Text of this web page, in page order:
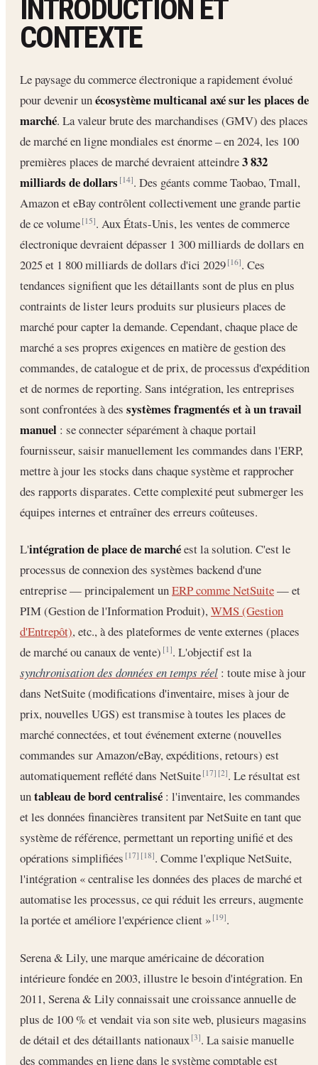
INTRODUCTION ET
CONTEXTE
Le paysage du commerce électronique a rapidement évolué
pour devenir unécosystème multicanal axé sur les places de
marché. La valeur brute des marchandises (GMV) des places
de marché en ligne mondiales est énorme – en 2024, les 100
premières places de marché devraient atteindre3 832
milliards de dollars [14]. Des géants comme Taobao, Tmall,
Amazon et eBay contrôlent collectivement une grande partie
de ce volume[15]. Aux États-Unis, les ventes de commerce
électronique devraient dépasser 1 300 milliards de dollars en
2025 et 1 800 milliards de dollars d'ici 2029[16]. Ces
tendances signifient que les détaillants sont de plus en plus
contraints de lister leurs produits sur plusieurs places de
marché pour capter la demande. Cependant, chaque place de
marché a ses propres exigences en matière de gestion des
commandes, de catalogue et de prix, de processus d'expédition
et de normes de reporting. Sans intégration, les entreprises
sont confrontées à des systèmes fragmentés et à un travail
manuel : se connecter séparément à chaque portail
fournisseur, saisir manuellement les commandes dans l'ERP,
mettre à jour les stocks dans chaque système et rapprocher
des rapports disparates. Cette complexité peut submerger les
équipes internes et entraîner des erreurs coûteuses.
L'intégration de place de marchéest la solution. C'est le
processus de connexion des systèmes backend d'une
entreprise — principalement unERP comme NetSuite— et
PIM (Gestion de l'Information Produit),WMS (Gestion
d'Entrepôt), etc., à des plateformes de vente externes (places
de marché ou canaux de vente)[1]. L'objectif est la
synchronisation des données en temps réel : toute mise à jour
dans NetSuite (modifications d'inventaire, mises à jour de
prix, nouvelles UGS) est transmise à toutes les places de
marché connectées, et tout événement externe (nouvelles
commandes sur Amazon/eBay, expéditions, retours) est
automatiquement reflété dans NetSuite[17] [2]. Le résultat est
untableau de bord centralisé : l'inventaire, les commandes
et les données financières transitent par NetSuite en tant que
système de référence, permettant un reporting unifié et des
opérations simplifiées[17] [18]. Comme l'explique NetSuite,
l'intégration « centralise les données des places de marché et
automatise les processus, ce qui réduit les erreurs, augmente
la portée et améliore l'expérience client »[19].
Serena & Lily, une marque américaine de décoration
intérieure fondée en 2003, illustre le besoin d'intégration. En
2011, Serena & Lily connaissait une croissance annuelle de
plus de 100 % et vendait via son site web, plusieurs magasins
de détail et des détaillants nationaux[3]. La saisie manuelle
des commandes en ligne dans le système comptable est